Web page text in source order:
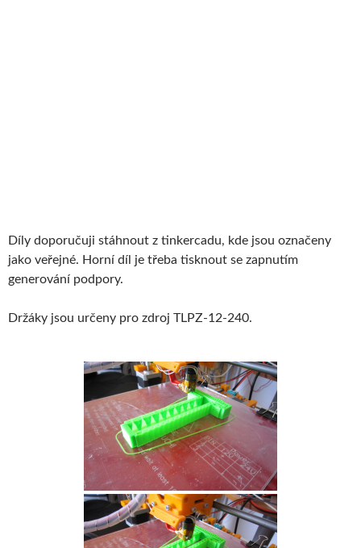
Díly doporučuji stáhnout z tinkercadu, kde jsou označeny
jako veřejné. Horní díl je třeba tisknout se zapnutím
generování podpory.
Držáky jsou určeny pro zdroj TLPZ-12-240.